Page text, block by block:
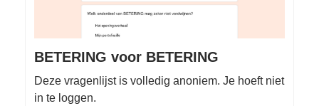
BETERING voor BETERING
Deze vragenlijst is volledig anoniem. Je hoeft niet
in te loggen.